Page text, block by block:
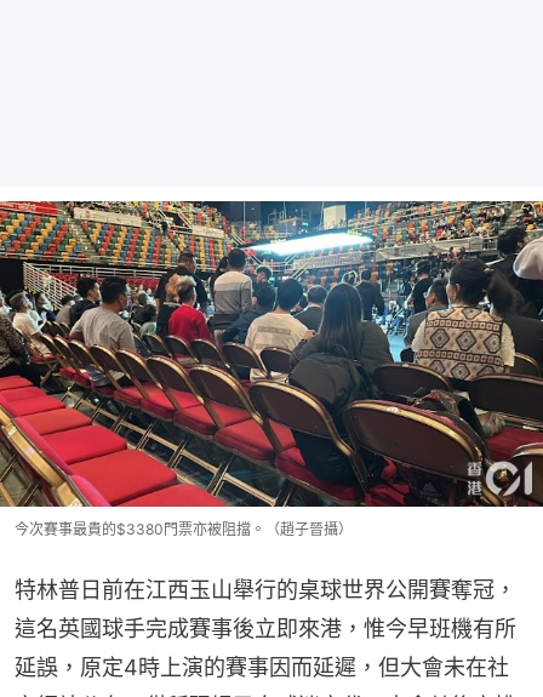
今次賽事最貴的$3380門票亦被阻擋。（趙子晉攝）
特林普日前在江西玉山舉行的桌球世界公開賽奪冠，
這名英國球手完成賽事後立即來港，惟今早班機有所
延誤，原定4時上演的賽事因而延遲，但大會未在社